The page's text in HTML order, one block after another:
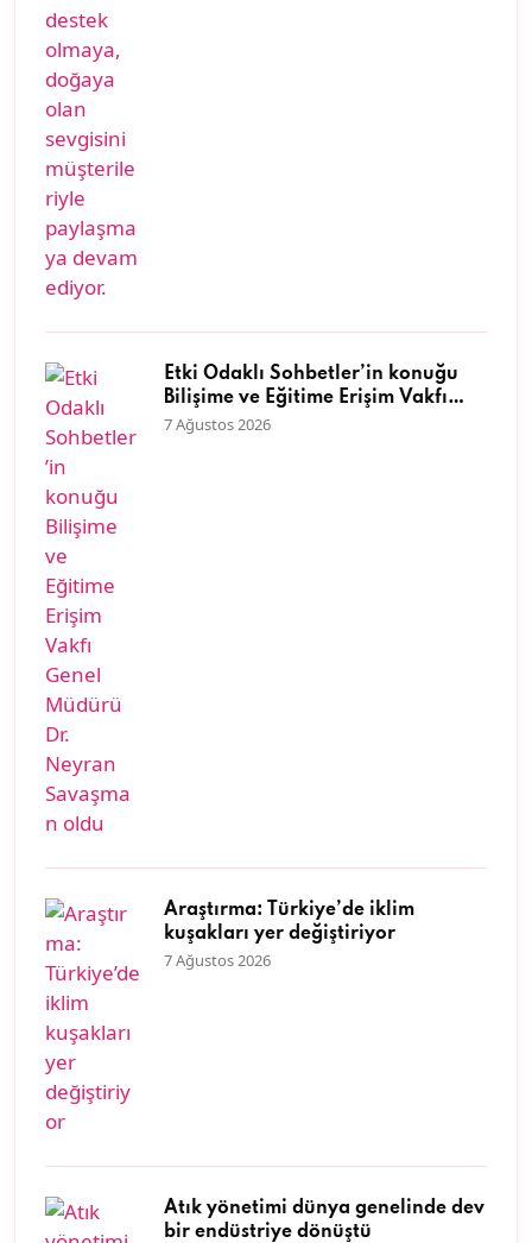
Etki Odaklı Sohbetler’in konuğu
Bilişime ve Eğitime Erişim Vakfı
Genel Müdürü Dr. Neyran
7 Ağustos 2026
Araştırma: Türkiye’de iklim
kuşakları yer değiştiriyor
7 Ağustos 2026
Atık yönetimi dünya genelinde dev
bir endüstriye dönüştü